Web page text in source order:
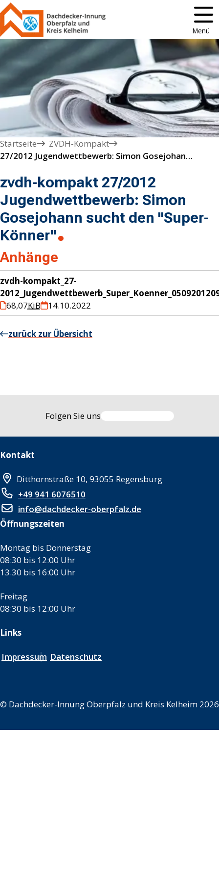
Menü
Startseite
ZVDH-Kompakt
27/2012 Jugendwettbewerb: Simon Gosejohann sucht den "Super-Könner"
zvdh-kompakt 27/2012
Jugendwettbewerb: Simon
Gosejohann sucht den "Super-
Könner"
Anhänge
zvdh-kompakt_27-
68,07KiB 14.10.2022
zurück zur Übersicht
Folgen Sie uns
Kontakt
Ditthornstraße 10, 93055 Regensburg
+49 941 6076510
info@dachdecker-oberpfalz.de
Öffnungszeiten
Montag bis Donnerstag
08:30 bis 12:00 Uhr
13.30 bis 16:00 Uhr
Freitag
08:30 bis 12:00 Uhr
Links
Impressum Datenschutz
© Dachdecker-Innung Oberpfalz und Kreis Kelheim 2026